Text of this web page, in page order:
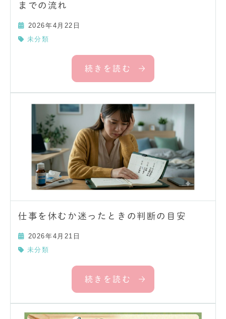
までの流れ
2026年4月22日
未分類
続きを読む
仕事を休むか迷ったときの判断の目安
2026年4月21日
未分類
続きを読む